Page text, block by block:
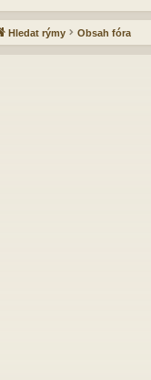
Hledat rýmy Obsah fóra